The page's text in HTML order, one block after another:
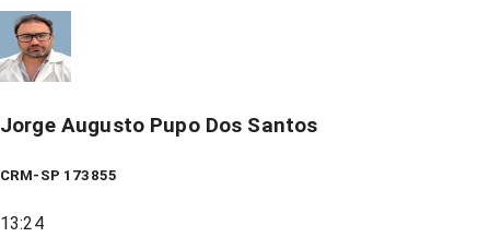
Jorge Augusto Pupo Dos Santos
CRM-SP 173855
13:24